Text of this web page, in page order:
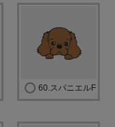
60.スパニエルF